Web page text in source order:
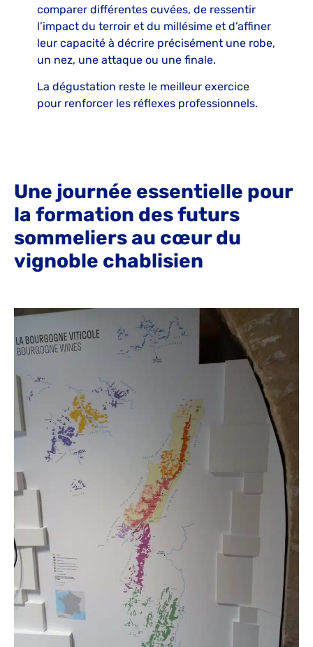
comparer différentes cuvées, de ressentir
l’impact du terroir et du millésime et d’affiner
leur capacité à décrire précisément une robe,
un nez, une attaque ou une finale.
La dégustation reste le meilleur exercice
pour renforcer les réflexes professionnels.
Une journée essentielle pour
la formation des futurs
sommeliers au cœur du
vignoble chablisien